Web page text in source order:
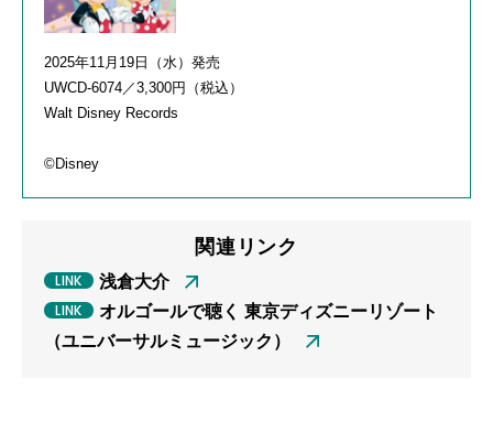
2025年11月19日（水）発売
UWCD-6074／3,300円（税込）
Walt Disney Records
©Disney
関連リンク
浅倉大介
オルゴールで聴く 東京ディズニーリゾート
（ユニバーサルミュージック）